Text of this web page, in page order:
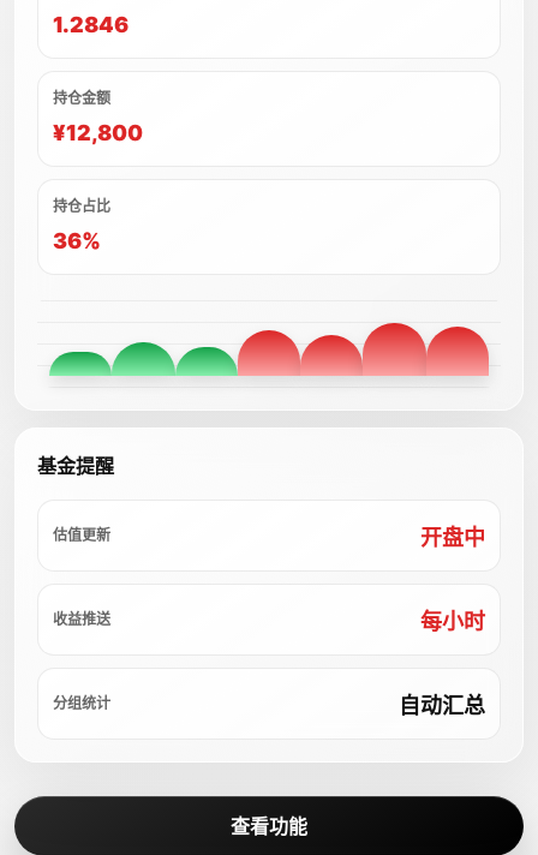
1.2846
持仓金额
¥12,800
持仓占比
36%
基金提醒
估值更新 开盘中
收益推送 每小时
分组统计 自动汇总
查看功能